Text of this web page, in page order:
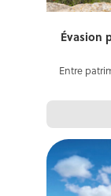
Évasion
Entre